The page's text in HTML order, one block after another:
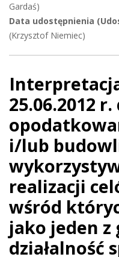
Gardaś)
Data udostępnienia
(Krzysztof Niemiec)
25.06.2012
i/lub
realizacji
wśród
jako jeden z
działalność